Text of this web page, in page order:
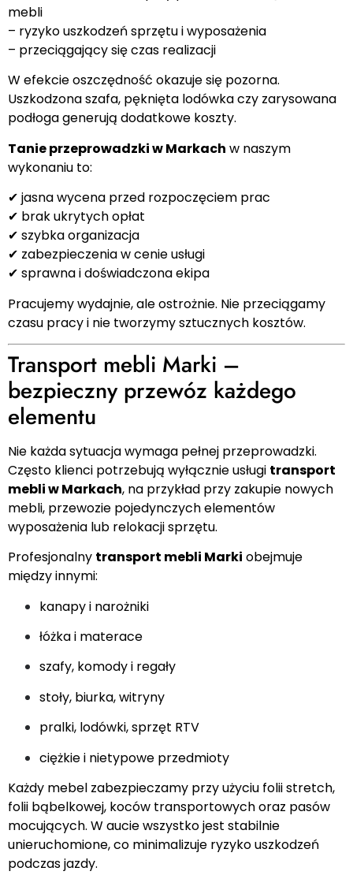
mebli
– ryzyko uszkodzeń sprzętu i wyposażenia
– przeciągający się czas realizacji
W efekcie oszczędność okazuje się pozorna.
Uszkodzona szafa, pęknięta lodówka czy zarysowana
podłoga generują dodatkowe koszty.
Tanie przeprowadzki w Markach w naszym
wykonaniu to:
✔ jasna wycena przed rozpoczęciem prac
✔ brak ukrytych opłat
✔ szybka organizacja
✔ zabezpieczenia w cenie usługi
✔ sprawna i doświadczona ekipa
Pracujemy wydajnie, ale ostrożnie. Nie przeciągamy
czasu pracy i nie tworzymy sztucznych kosztów.
Transport mebli Marki –
bezpieczny przewóz każdego
elementu
Nie każda sytuacja wymaga pełnej przeprowadzki.
Często klienci potrzebują wyłącznie usługi transport
mebli w Markach, na przykład przy zakupie nowych
mebli, przewozie pojedynczych elementów
wyposażenia lub relokacji sprzętu.
Profesjonalny transport mebli Marki obejmuje
między innymi:
kanapy i narożniki
łóżka i materace
szafy, komody i regały
stoły, biurka, witryny
pralki, lodówki, sprzęt RTV
ciężkie i nietypowe przedmioty
Każdy mebel zabezpieczamy przy użyciu folii stretch,
folii bąbelkowej, koców transportowych oraz pasów
mocujących. W aucie wszystko jest stabilnie
unieruchomione, co minimalizuje ryzyko uszkodzeń
podczas jazdy.